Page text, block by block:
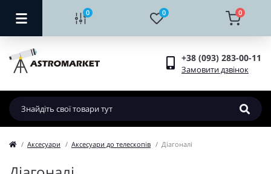
0 0 0
+38 (093) 283-00-11
Замовити дзвінок
Аксесуари Аксесуари до телескопів Діагоналі